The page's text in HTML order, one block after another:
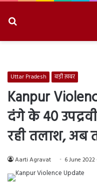
Uttar Pradesh बड़ी ख़बर
Kanpur
दंगे के 40
रही तलाश, अब
Aarti Agravat 6 June 2022